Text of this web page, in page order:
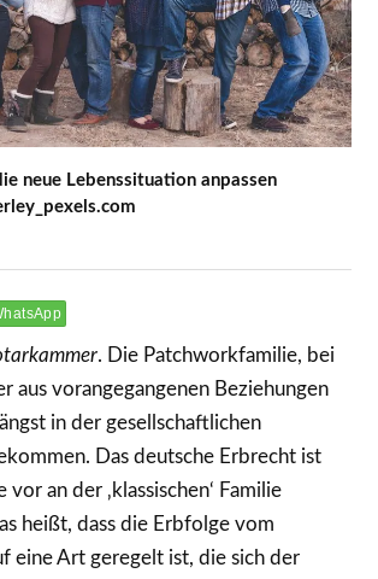
neue Lebenssituation anpassen
. Die Patchworkfamilie, bei
aus vorangegangenen Beziehungen
in der gesellschaftlichen
Das deutsche Erbrecht ist
vor an der ‚klassischen‘ Familie
heißt, dass die Erbfolge vom
eine Art geregelt ist, die sich der